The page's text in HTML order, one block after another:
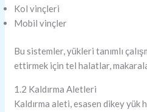
Kol vinçleri
Mobil vinçler
Bu sistemler, yükleri tanımlı
ettirmek için tel halatlar,
1.2 Kaldırma Aletleri
Kaldırma aleti, esasen dikey yük